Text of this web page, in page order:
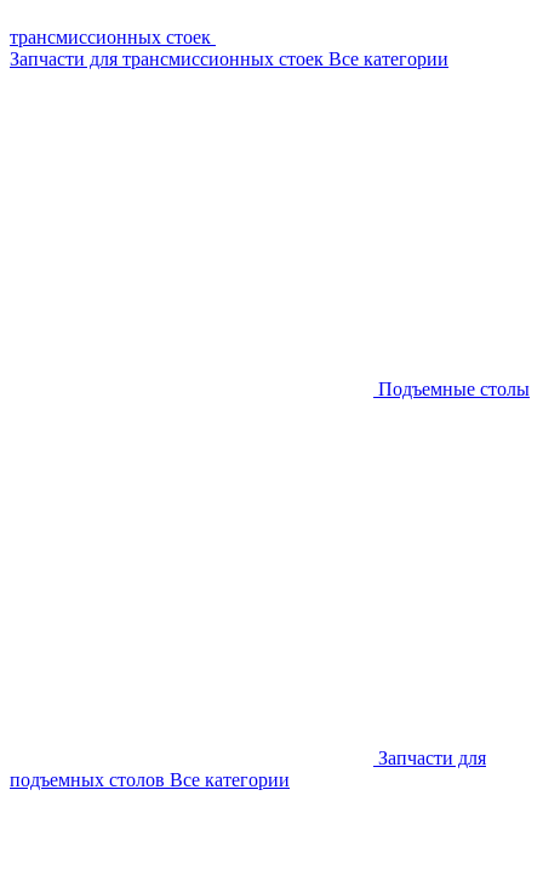
трансмиссионных стоек
Запчасти для трансмиссионных стоек Все категории
Подъемные столы
Запчасти для
подъемных столов Все категории